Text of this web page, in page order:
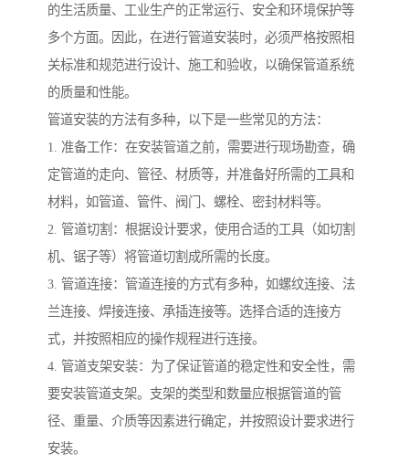
的生活质量、工业生产的正常运行、安全和环境保护等
多个方面。因此，在进行管道安装时，必须严格按照相
关标准和规范进行设计、施工和验收，以确保管道系统
的质量和性能。
管道安装的方法有多种，以下是一些常见的方法：
1. 准备工作：在安装管道之前，需要进行现场勘查，确
定管道的走向、管径、材质等，并准备好所需的工具和
材料，如管道、管件、阀门、螺栓、密封材料等。
2. 管道切割：根据设计要求，使用合适的工具（如切割
机、锯子等）将管道切割成所需的长度。
3. 管道连接：管道连接的方式有多种，如螺纹连接、法
兰连接、焊接连接、承插连接等。选择合适的连接方
式，并按照相应的操作规程进行连接。
4. 管道支架安装：为了保证管道的稳定性和安全性，需
要安装管道支架。支架的类型和数量应根据管道的管
径、重量、介质等因素进行确定，并按照设计要求进行
安装。